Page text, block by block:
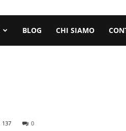
BLOG CHI SIAMO
0
137